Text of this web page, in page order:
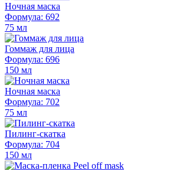
Ночная маска
Формула: 692
75 мл
Гоммаж для лица
Формула: 696
150 мл
Ночная маска
Формула: 702
75 мл
Пилинг-скатка
Формула: 704
150 мл